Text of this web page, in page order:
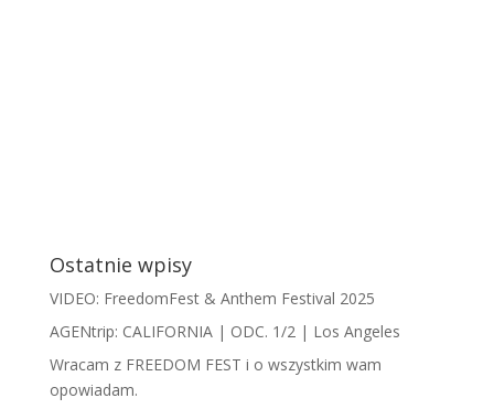
Ostatnie wpisy
VIDEO: FreedomFest & Anthem Festival 2025
AGENtrip: CALIFORNIA | ODC. 1/2 | Los Angeles
Wracam z FREEDOM FEST i o wszystkim wam
opowiadam.